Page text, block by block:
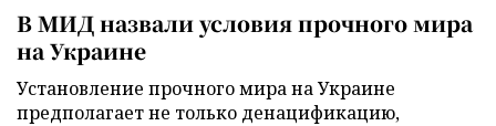
В МИД назвали условия прочного мира
на Украине
Установление прочного мира на Украине
предполагает не только денацификацию,